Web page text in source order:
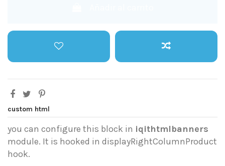
custom html
you can configure this block in iqithtmlbanners
module. It is hooked in displayRightColumnProduct
hook.